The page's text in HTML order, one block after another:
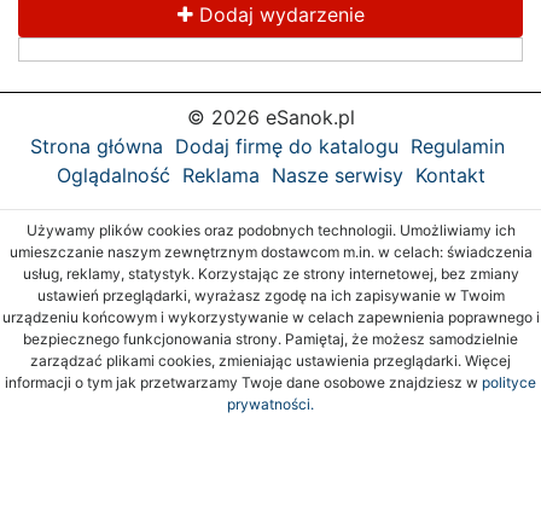
Dodaj wydarzenie
© 2026 eSanok.pl
Strona główna Dodaj firmę do katalogu Regulamin
Oglądalność Reklama Nasze serwisy Kontakt
Używamy plików cookies oraz podobnych technologii. Umożliwiamy ich
umieszczanie naszym zewnętrznym dostawcom m.in. w celach: świadczenia
usług, reklamy, statystyk. Korzystając ze strony internetowej, bez zmiany
ustawień przeglądarki, wyrażasz zgodę na ich zapisywanie w Twoim
urządzeniu końcowym i wykorzystywanie w celach zapewnienia poprawnego i
bezpiecznego funkcjonowania strony. Pamiętaj, że możesz samodzielnie
zarządzać plikami cookies, zmieniając ustawienia przeglądarki. Więcej
informacji o tym jak przetwarzamy Twoje dane osobowe znajdziesz w polityce
prywatności.